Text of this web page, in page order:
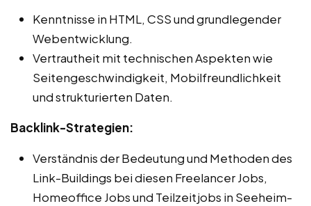
Kenntnisse in HTML, CSS und grundlegender
Webentwicklung.
Vertrautheit mit technischen Aspekten wie
Seitengeschwindigkeit, Mobilfreundlichkeit
und strukturierten Daten.
Backlink-Strategien:
Verständnis der Bedeutung und Methoden des
Link-Buildings bei diesen Freelancer Jobs,
Homeoffice Jobs und Teilzeitjobs in Seeheim-